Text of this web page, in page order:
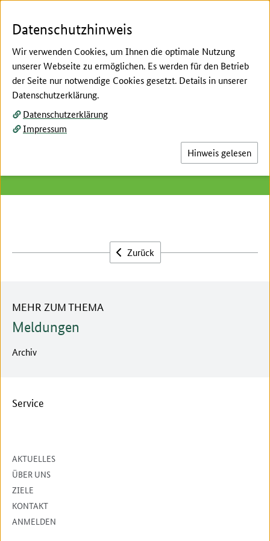
Menü
Hier beginnt der Hauptinhalt dieser Seite
57. Sitzung Plenumssitzung
der ArgeLandentwicklung
Zurück
MEHR ZUM THEMA
Meldungen
Archiv
Service
AKTUELLES
ÜBER UNS
ZIELE
KONTAKT
ANMELDEN
Datenschutzhinweis
Wir verwenden Cookies, um Ihnen die optimale Nutzung
unserer Webseite zu ermöglichen. Es werden für den Betrieb
der Seite nur notwendige Cookies gesetzt. Details in unserer
Datenschutzerklärung.
Datenschutzerklärung
Impressum
Hinweis gelesen